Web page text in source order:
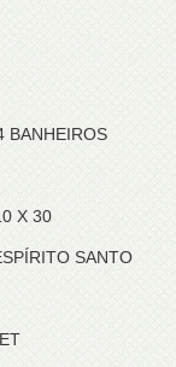
BANHEIROS
X 30
SANTO